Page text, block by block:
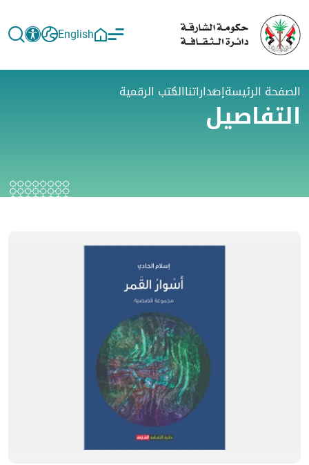
English
الصفحة الرئيسةإصداراتناالكتب الرقمية
التفاصيل